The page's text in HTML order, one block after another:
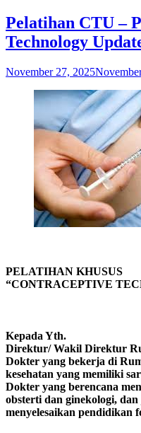
Pelatihan CTU –
Technology
November 27, 2025
PELATIHAN KHUSUS
“CONTRACEPTIVE
Kepada Yth.
Direktur/ Wakil Direktur
Dokter yang bekerja di
kesehatan yang memiliki
Dokter yang berencana
obsterti dan ginekologi,
menyelesaikan pendidikan